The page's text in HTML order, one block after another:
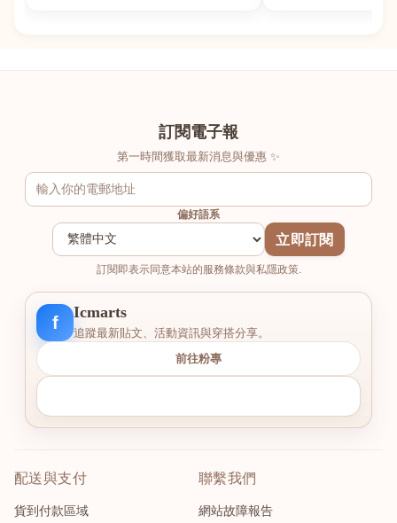
訂閱電子報
第一時間獲取最新消息與優惠 ✨
偏好語系
立即訂閱
訂閱即表示同意本站的服務條款與私隱政策.
f
Icmarts
追蹤最新貼文、活動資訊與穿搭分享。
前往粉專
配送與支付
貨到付款區域
聯繫我們
網站故障報告